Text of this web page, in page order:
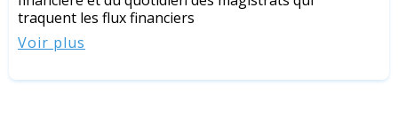
traquent les flux financiers
Voir plus